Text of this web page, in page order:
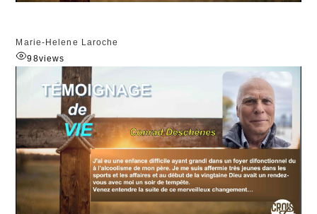
Marie-Helene Laroche
98views